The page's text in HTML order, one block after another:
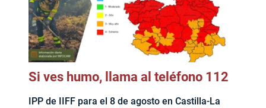
Si ves humo, llama al teléfono 112
IPP de IIFF para el 8 de agosto en Castilla-La